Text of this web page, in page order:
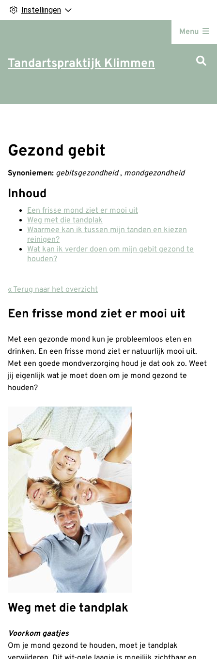
Instellingen
Tandartspraktijk Klimmen
Menu
Gezond gebit
Synoniemen: gebitsgezondheid, mondgezondheid
Inhoud
Een frisse mond ziet er mooi uit
Weg met die tandplak
Waarmee kan ik tussen mijn tanden en kiezen
reinigen?
Wat kan ik verder doen om mijn gebit gezond te
houden?
« Terug naar het overzicht
Een frisse mond ziet er mooi uit
Met een gezonde mond kun je probleemloos eten en
drinken. En een frisse mond ziet er natuurlijk mooi uit.
Met een goede mondverzorging houd je dat ook zo. Weet
jij eigenlijk wat je moet doen om je mond gezond te
houden?
Weg met die tandplak
Voorkom gaatjes
Om je mond gezond te houden, moet je tandplak